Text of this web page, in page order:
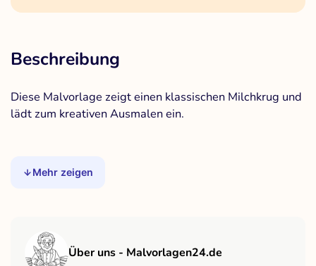
Beschreibung
Diese Malvorlage zeigt einen klassischen Milchkrug und
lädt zum kreativen Ausmalen ein.
Mehr zeigen
Über uns - Malvorlagen24.de